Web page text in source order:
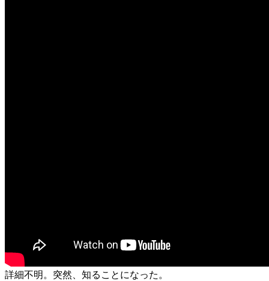
詳細不明。突然、知ることになった。